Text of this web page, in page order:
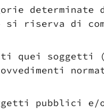
riserva di
quei
pubblici